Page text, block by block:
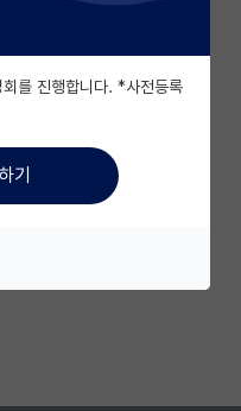
를 진행합니다. *사전등록
기